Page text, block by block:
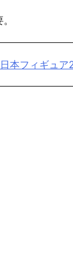
本フィギュア